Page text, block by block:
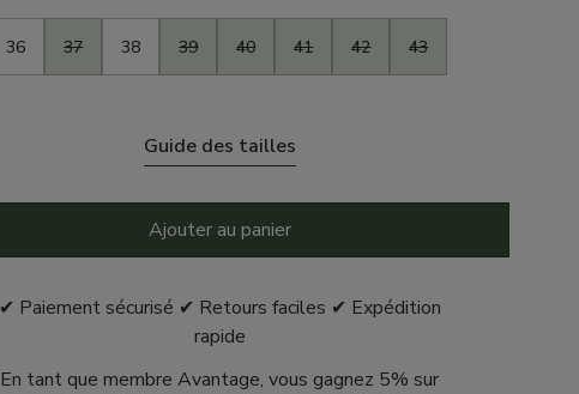
36 37 38 39 40 41 42 43
Guide des tailles
Ajouter au panier
✔ Paiement sécurisé ✔ Retours faciles ✔ Expédition
rapide
En tant que membre Avantage, vous gagnez 5% sur